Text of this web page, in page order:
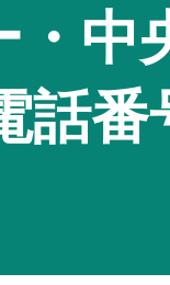
・中
話番